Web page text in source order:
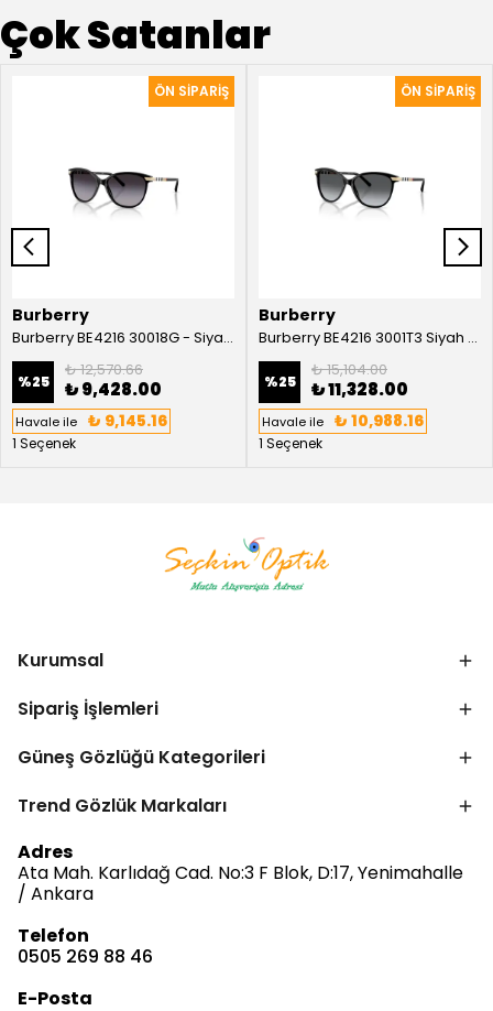
Çok Satanlar
Burberry
Burberry BE4216 30018G - Siyah Kadın Güneş Gözlüğü
%25
₺ 12,570.66
₺ 9,428.00
Havale ile ₺ 9,145.16
1 Seçenek
Burberry
Burberry BE4216 3001T3 Siyah Kadın Güneş Gözlüğü
%25
₺ 15,104.00
₺ 11,328.00
Havale ile ₺ 10,988.16
1 Seçenek
Kurumsal
Sipariş İşlemleri
Güneş Gözlüğü Kategorileri
Trend Gözlük Markaları
Adres
Ata Mah. Karlıdağ Cad. No:3 F Blok, D:17, Yenimahalle
/ Ankara
Telefon
0505 269 88 46
E-Posta
Bize Ulaşın